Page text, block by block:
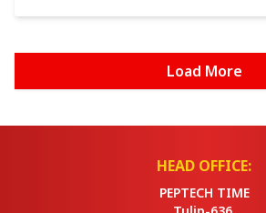
Load More
HEAD OFFICE:
PEPTECH TIME